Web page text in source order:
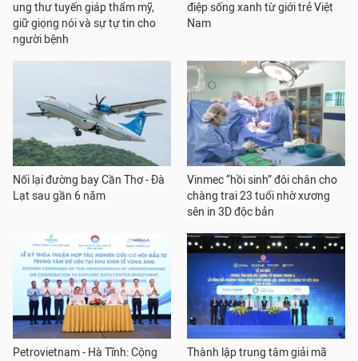
ung thư tuyến giáp thẩm mỹ,
giữ giọng nói và sự tự tin cho
người bệnh
điệp sống xanh từ giới trẻ Việt
Nam
Nối lại đường bay Cần Thơ - Đà
Lạt sau gần 6 năm
Vinmec “hồi sinh” đôi chân cho
chàng trai 23 tuổi nhờ xương
sên in 3D độc bản
Petrovietnam - Hà Tĩnh: Cộng
Thành lập trung tâm giải mã